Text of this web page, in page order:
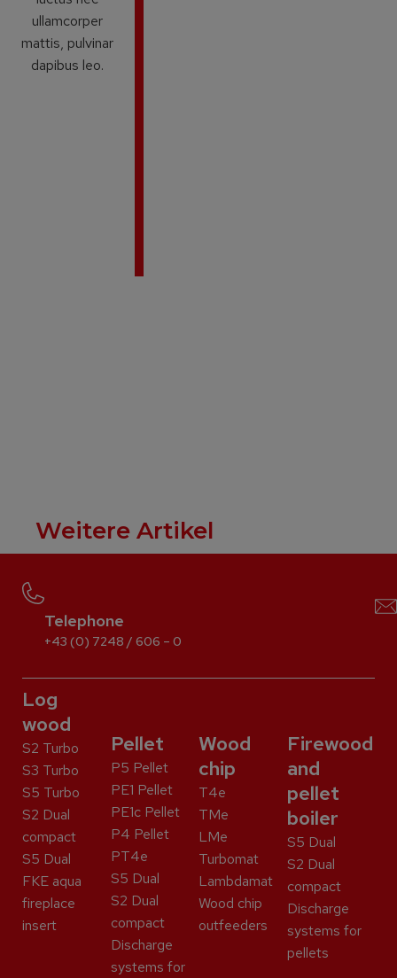
ullamcorper
mattis, pulvinar
dapibus leo.
Weitere Artikel
Telephone
+43 (0) 7248 / 606 – 0
Log
wood
S2 Turbo
S3 Turbo
S5 Turbo
S2 Dual
compact
S5 Dual
FKE aqua
fireplace
insert
Pellet
P5 Pellet
PE1 Pellet
PE1c Pellet
P4 Pellet
PT4e
S5 Dual
S2 Dual
compact
Discharge
systems for
Wood
chip
T4e
TMe
LMe
Turbomat
Lambdamat
Wood chip
outfeeders
Firewood
and
pellet
boiler
S5 Dual
S2 Dual
compact
Discharge
systems for
pellets